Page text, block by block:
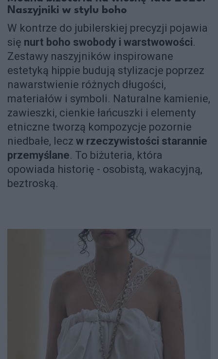
Naszyjniki w stylu boho
W kontrze do jubilerskiej precyzji pojawia
się nurt boho swobody i warstwowości.
Zestawy naszyjników inspirowane
estetyką hippie budują stylizacje poprzez
nawarstwienie różnych długości,
materiałów i symboli. Naturalne kamienie,
zawieszki, cienkie łańcuszki i elementy
etniczne tworzą kompozycje pozornie
niedbałe, lecz w rzeczywistości starannie
przemyślane. To biżuteria, która
opowiada historię - osobistą, wakacyjną,
beztroską.